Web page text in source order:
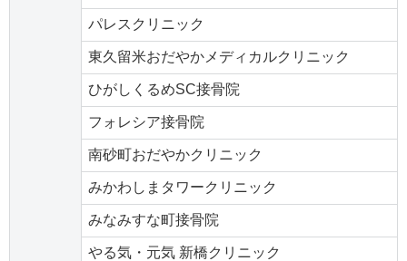
パレスクリニック
東久留米おだやかメディカルクリニック
ひがしくるめSC接骨院
フォレシア接骨院
南砂町おだやかクリニック
みかわしまタワークリニック
みなみすな町接骨院
やる気・元気 新橋クリニック